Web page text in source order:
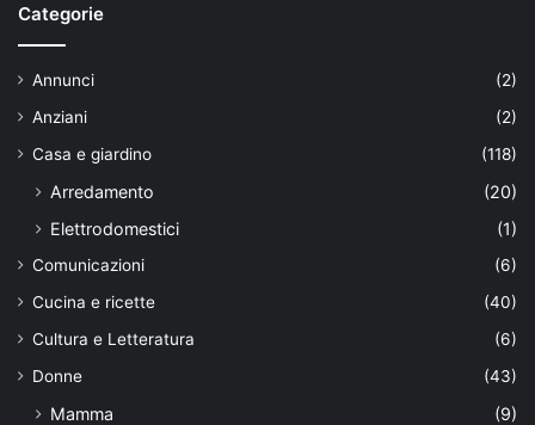
Categorie
Annunci
(2)
Anziani
(2)
Casa e giardino
(118)
Arredamento
(20)
Elettrodomestici
(1)
Comunicazioni
(6)
Cucina e ricette
(40)
Cultura e Letteratura
(6)
Donne
(43)
Mamma (9)